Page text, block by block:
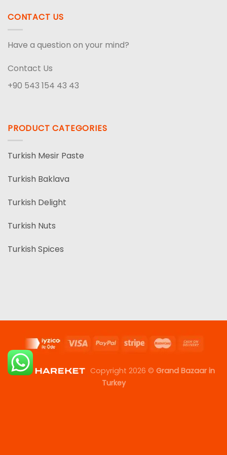
CONTACT US
Have a question on your mind?
Contact Us
+90 543 154 43 43
PRODUCT CATEGORIES
Turkish Mesir Paste
Turkish Baklava
Turkish Delight
Turkish Nuts
Turkish Spices
Copyright 2026 © Grand Bazaar in
Turkey